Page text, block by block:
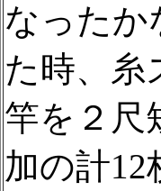
なったか
た時、糸
竿を２尺
加の計12